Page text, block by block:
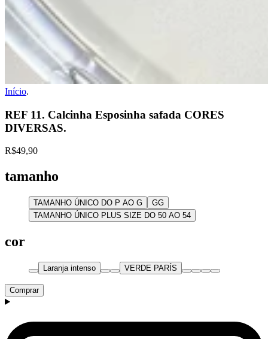
Início.
REF 11. Calcinha Esposinha safada CORES
DIVERSAS.
R$49,90
tamanho
TAMANHO ÚNICO DO P AO G
GG
TAMANHO ÚNICO PLUS SIZE DO 50 AO 54
cor
Laranja intenso VERDE PARÍS
Comprar